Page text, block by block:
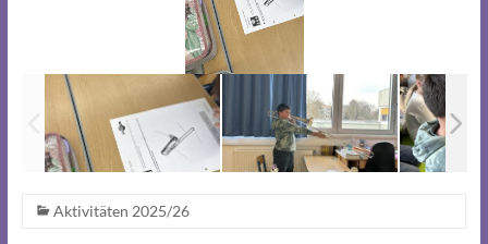
Aktivitäten 2025/26